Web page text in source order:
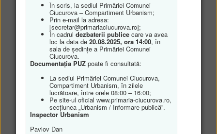
În scris, la sediul Primăriei Comunei
Ciucurova – Compartiment Urbanism;
Prin e-mail la adresa:
[secretar@primariaciucurova.ro];
În cadruldezbaterii publice care va avea
loc la data de20.08.2025, ora 14:00, în
sala de ședințe a Primăriei Comunei
Ciucurova.
Documentația PUZ poate fi consultată:
La sediul Primăriei Comunei Ciucurova,
Compartiment Urbanism, în zilele
lucrătoare, între orele 08:00 – 16:00;
Pe site-ul oficial www.primaria-ciucurova.ro,
secțiunea „Urbanism / Informare publică”.
Inspector Urbanism
Pavlov Dan